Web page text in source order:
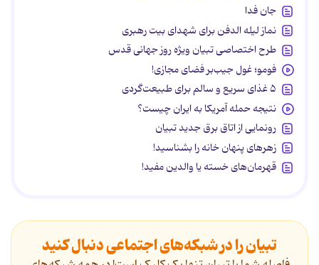
جان فدا
نماز لیله الدفن برای شهدای بیت رهبری
طرح اختصاصی تبیان ویژه روز جهانی قدس
فومو؛ غول جیب‌بر فضای مجازی!
۵ غذای سریع و سالم برای طبیعت‌گردی
نتیجه حمله آمریکا به ایران چیست؟
رونمایی از اتاق برق جدید تبیان
زهرهای پنهان خانه را بشناسید!
قهرمان‌های خسته یا والدین مفید!
تبیان را در شبکه‌های اجتماعی دنبال کنید